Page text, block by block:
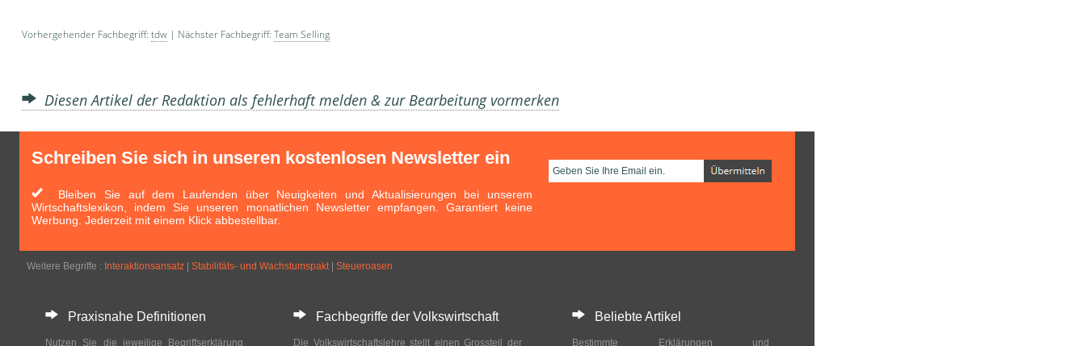
Vorhergehender Fachbegriff: tdw | Nächster Fachbegriff: Team Selling
Diesen Artikel der Redaktion als fehlerhaft melden & zur Bearbeitung vormerken
Schreiben Sie sich in unseren kostenlosen Newsletter ein
Bleiben Sie auf dem Laufenden über Neuigkeiten und Aktualisierungen bei unserem
Wirtschaftslexikon, indem Sie unseren monatlichen Newsletter empfangen. Garantiert keine
Werbung. Jederzeit mit einem Klick abbestellbar.
Weitere Begriffe : Interaktionsansatz Stabilitäts- und Wachstumspakt| Steueroasen
Praxisnahe Definitionen
Nutzen Sie die jeweilige Begriffserklärung
Fachbegriffe der Volkswirtschaft
Die Volkswirtschaftslehre stellt einen Grossteil der
Beliebte Artikel
Bestimmte Erklärungen und